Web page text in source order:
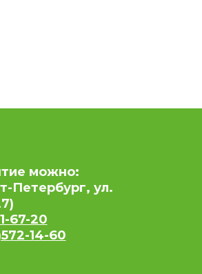
можно:
Петербург, ул.
67-20
14-60